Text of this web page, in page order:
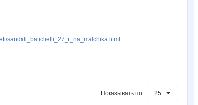
sandali_batichelli_27_r_na_malchika.html
25
Показывать по